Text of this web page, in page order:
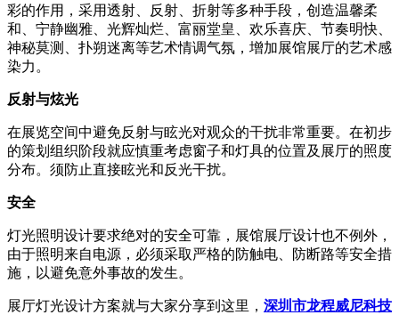
彩的作用，采用透射、反射、折射等多种手段，创造温馨柔
和、宁静幽雅、光辉灿烂、富丽堂皇、欢乐喜庆、节奏明快、
神秘莫测、扑朔迷离等艺术情调气氛，增加展馆展厅的艺术感
染力。
反射与炫光
在展览空间中避免反射与眩光对观众的干扰非常重要。在初步
的策划组织阶段就应慎重考虑窗子和灯具的位置及展厅的照度
分布。须防止直接眩光和反光干扰。
安全
灯光照明设计要求绝对的安全可靠，展馆展厅设计也不例外，
由于照明来自电源，必须采取严格的防触电、防断路等安全措
施，以避免意外事故的发生。
展厅灯光设计方案就与大家分享到这里， 深圳市龙程威尼科技